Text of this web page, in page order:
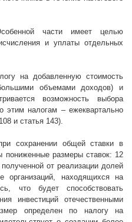
части имеет целью
и уплаты отдельных
на добавленную стоимость
объемами доходов) и
возможность выбора
этим налогам – ежеквартально
и статья 143).
сохранении общей ставки в
пониженные размеры ставок: 12
от реализации долей
находящихся на
что будет способствовать
инвестиций отечественными
определен по налогу на